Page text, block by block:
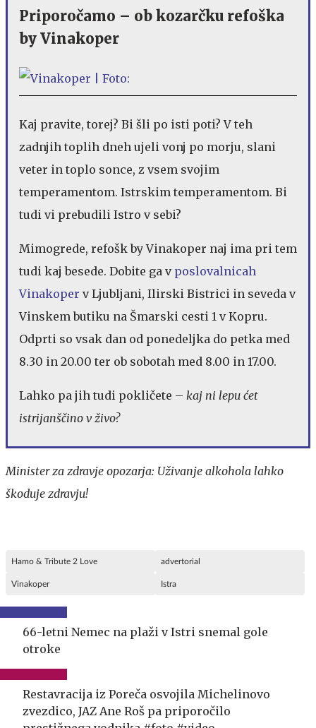
Priporočamo – ob kozarčku refoška
by Vinakoper
Kaj pravite, torej? Bi šli po isti poti? V teh
zadnjih toplih dneh ujeli vonj po morju, slani
veter in toplo sonce, z vsem svojim
temperamentom. Istrskim temperamentom. Bi
tudi vi prebudili Istro v sebi?
Mimogrede, refošk by Vinakoper naj ima pri tem
tudi kaj besede. Dobite ga v poslovalnicah
Vinakoper v Ljubljani, Ilirski Bistrici in seveda v
Vinskem butiku na Šmarski cesti 1 v Kopru.
Odprti so vsak dan od ponedeljka do petka med
8.30 in 20.00 ter ob sobotah med 8.00 in 17.00.
Lahko pa jih tudi pokličete – kaj ni lepu ćet
istrijanščino v živo?
Minister za zdravje opozarja: Uživanje alkohola lahko
škoduje zdravju!
Hamo & Tribute 2 Love advertorial
Vinakoper Istra
66-letni Nemec na plaži v Istri snemal gole
otroke
Restavracija iz Poreča osvojila Michelinovo
zvezdico, JAZ Ane Roš pa priporočilo